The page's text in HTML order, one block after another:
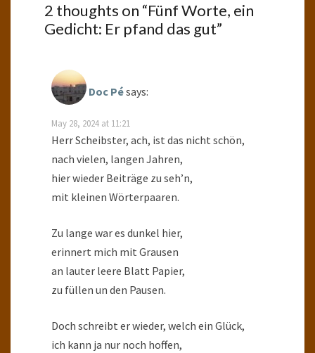
2 thoughts on “Fünf Worte, ein
Gedicht: Er pfand das gut”
Doc Pésays:
May 28, 2024 at 11:21
Herr Scheibster, ach, ist das nicht schön,
nach vielen, langen Jahren,
hier wieder Beiträge zu seh’n,
mit kleinen Wörterpaaren.
Zu lange war es dunkel hier,
erinnert mich mit Grausen
an lauter leere Blatt Papier,
zu füllen un den Pausen.
Doch schreibt er wieder, welch ein Glück,
ich kann ja nur noch hoffen,